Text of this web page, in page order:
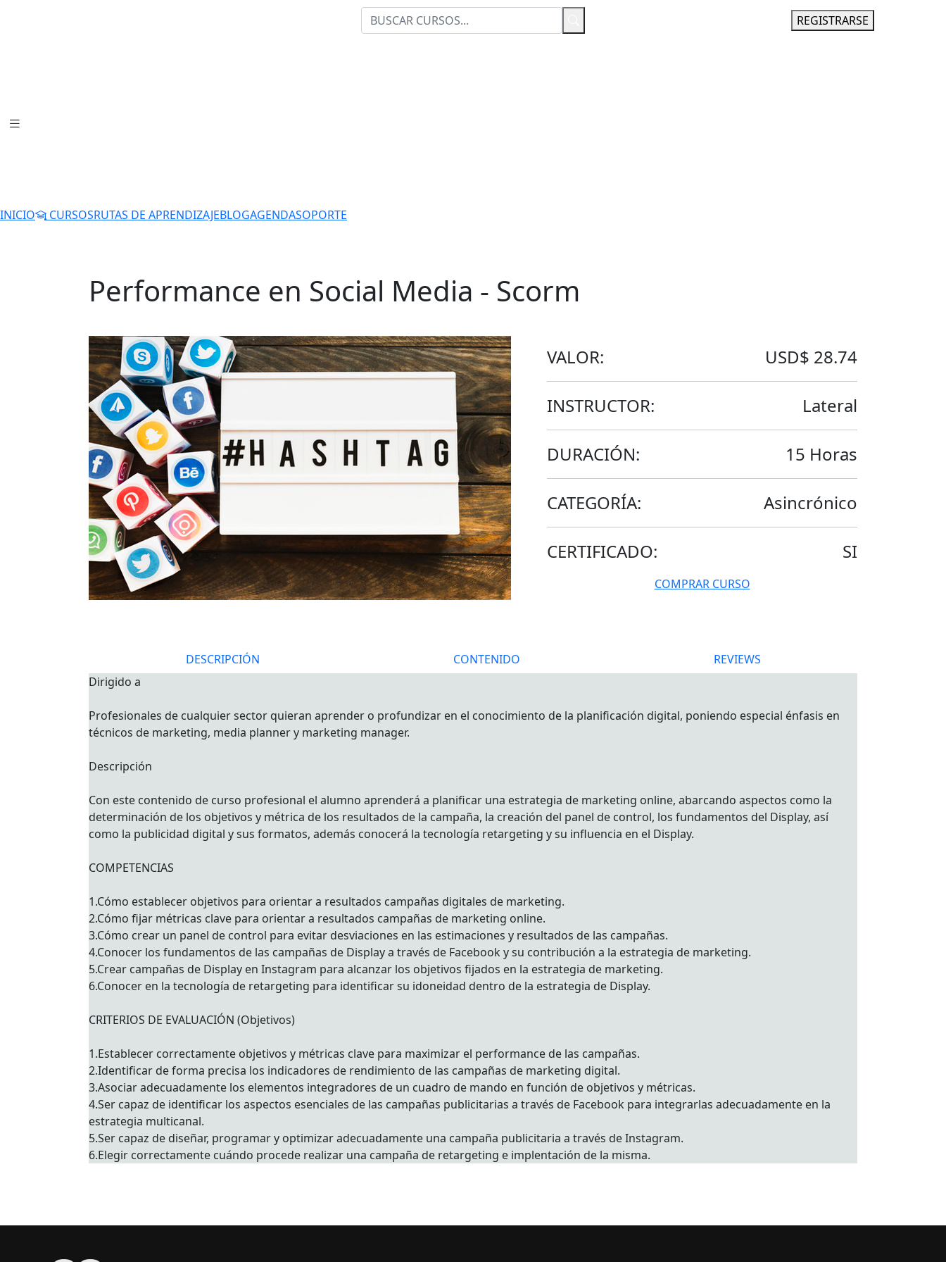
REGISTRARSE
INICIO CURSOSRUTAS DE APRENDIZAJEBLOGAGENDASOPORTE
Performance en Social Media - Scorm
VALOR: USD$ 28.74
INSTRUCTOR: Lateral
DURACIÓN: 15 Horas
CATEGORÍA: Asincrónico
CERTIFICADO: SI
COMPRAR CURSO
DESCRIPCIÓN CONTENIDO
REVIEWS
Dirigido a
Profesionales de cualquier sector quieran aprender o profundizar en el conocimiento de la planificación digital, poniendo especial énfasis en
técnicos de marketing, media planner y marketing manager.
Descripción
Con este contenido de curso profesional el alumno aprenderá a planificar una estrategia de marketing online, abarcando aspectos como la
determinación de los objetivos y métrica de los resultados de la campaña, la creación del panel de control, los fundamentos del Display, así
como la publicidad digital y sus formatos, además conocerá la tecnología retargeting y su influencia en el Display.
COMPETENCIAS
1.Cómo establecer objetivos para orientar a resultados campañas digitales de marketing.
2.Cómo fijar métricas clave para orientar a resultados campañas de marketing online.
3.Cómo crear un panel de control para evitar desviaciones en las estimaciones y resultados de las campañas.
4.Conocer los fundamentos de las campañas de Display a través de Facebook y su contribución a la estrategia de marketing.
5.Crear campañas de Display en Instagram para alcanzar los objetivos fijados en la estrategia de marketing.
6.Conocer en la tecnología de retargeting para identificar su idoneidad dentro de la estrategia de Display.
CRITERIOS DE EVALUACIÓN (Objetivos)
1.Establecer correctamente objetivos y métricas clave para maximizar el performance de las campañas.
2.Identificar de forma precisa los indicadores de rendimiento de las campañas de marketing digital.
3.Asociar adecuadamente los elementos integradores de un cuadro de mando en función de objetivos y métricas.
4.Ser capaz de identificar los aspectos esenciales de las campañas publicitarias a través de Facebook para integrarlas adecuadamente en la
estrategia multicanal.
5.Ser capaz de diseñar, programar y optimizar adecuadamente una campaña publicitaria a través de Instagram.
6.Elegir correctamente cuándo procede realizar una campaña de retargeting e implentación de la misma.